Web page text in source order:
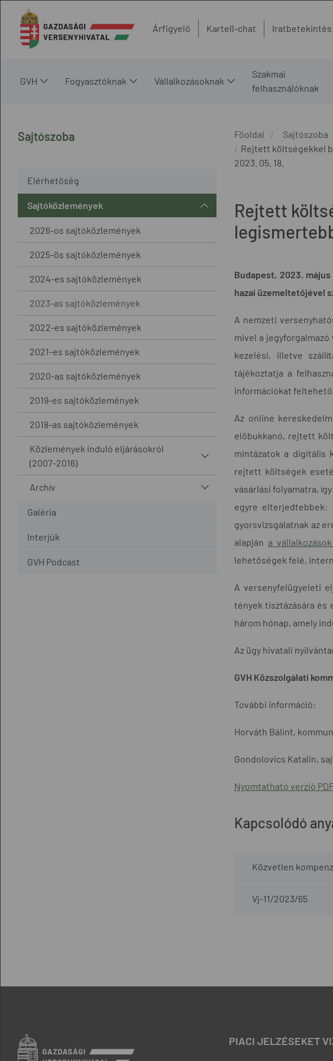
Árfigyelő Kartell-chat Iratbetekintés
GVH Fogyasztóknak Vállalkozásoknak
Szakmai
felhasználóknak
Sajtószoba
Elérhetőség
Sajtóközlemények
2026-os sajtóközlemények
2025-ös sajtóközlemények
2024-es sajtóközlemények
2023-as sajtóközlemények
2022-es sajtóközlemények
2021-es sajtóközlemények
2020-as sajtóközlemények
2019-es sajtóközlemények
2018-as sajtóközlemények
Közlemények induló eljárásokról
(2007-2016)
Archív
Galéria
Interjúk
GVH Podcast
Főoldal Sajtószoba
Rejtett költségekkel
2023. 05. 18.
Rejtett
Budapest, 2023.
hazai üzemeltetőjével
A nemzeti
mivel a
kezelési, illetve
tájékoztatja a
információkat
Az online
előbukkanó, rejtett
mintázatok a digitális
rejtett költségek
vásárlási folyamatra,
egyre elterjedtebbek:
gyorsvizsgálatnak az
alapján a
lehetőségek felé,
A versenyfelügyeleti
tények tisztázására és
három hónap, amely
Az ügy hivatali
GVH Közszolgálati
További információ:
Horváth Bálint,
Gondolovics Katalin,
Nyomtatható verzió
Kapcsolódó
Közvetlen
Vj-11/2023/65
PIACI JELZÉSEKET